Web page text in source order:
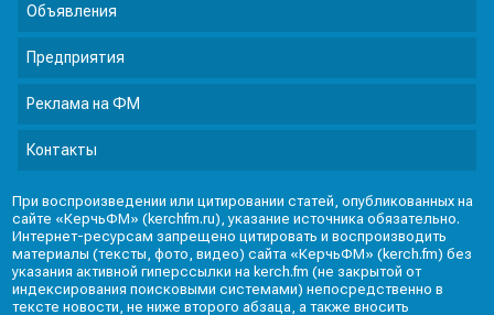
Объявления
Предприятия
Реклама на ФМ
Контакты
При воспроизведении или цитировании статей, опубликованных на
сайте «КерчьФМ» (kerchfm.ru), указание источника обязательно.
Интернет-ресурсам запрещено цитировать и воспроизводить
материалы (тексты, фото, видео) сайта «КерчьФМ» (kerch.fm) без
указания активной гиперссылки на kerch.fm (не закрытой от
индексирования поисковыми системами) непосредственно в
тексте новости, не ниже второго абзаца, а также вносить